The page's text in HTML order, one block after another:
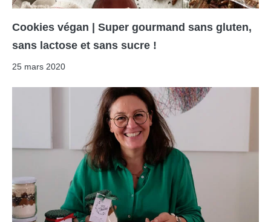
Cookies végan | Super gourmand sans gluten,
sans lactose et sans sucre !
25 mars 2020